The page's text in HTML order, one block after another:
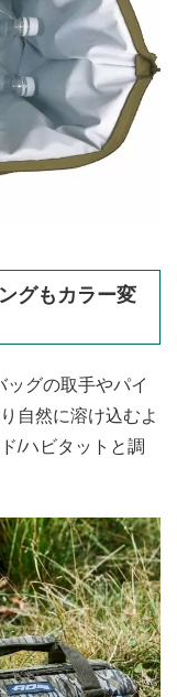
グもカラー変
ッグの取手やパイ
自然に溶け込むよ
/ハビタットと調